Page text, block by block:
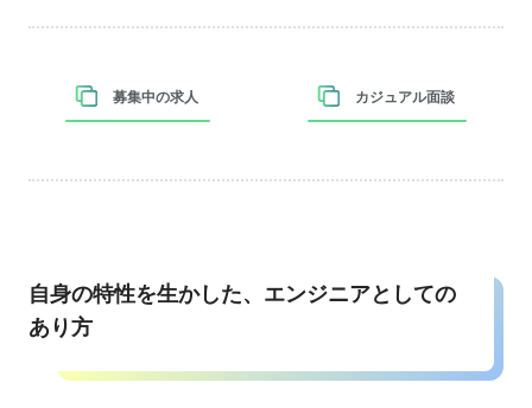
募集中の求人 カジュアル面談
自身の特性を生かした、エンジニアとしての
あり方